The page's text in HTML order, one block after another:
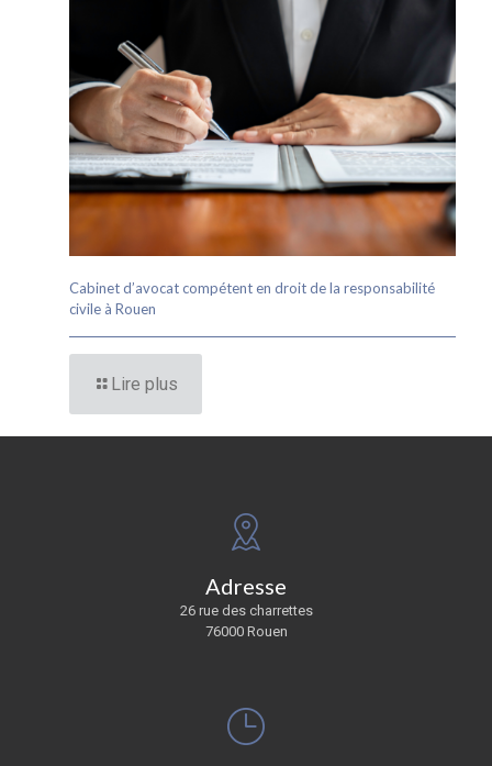
Cabinet d’avocat compétent en droit de la responsabilité
civile à Rouen
Lire plus
Adresse
26 rue des charrettes
76000 Rouen